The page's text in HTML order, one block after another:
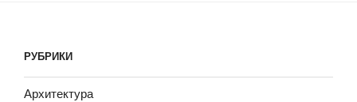
РУБРИКИ
Архитектура